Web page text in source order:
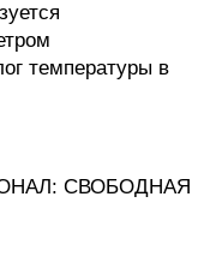
температуры в
СВОБОДНАЯ